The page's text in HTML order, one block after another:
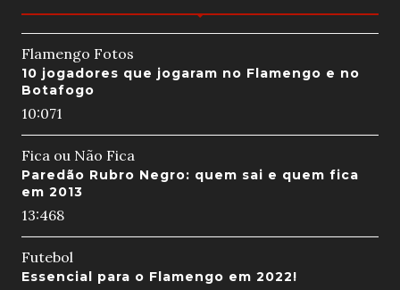
Flamengo Fotos
10 jogadores que jogaram no Flamengo e no
Botafogo
10:071
Fica ou Não Fica
Paredão Rubro Negro: quem sai e quem fica
em 2013
13:468
Futebol
Essencial para o Flamengo em 2022!